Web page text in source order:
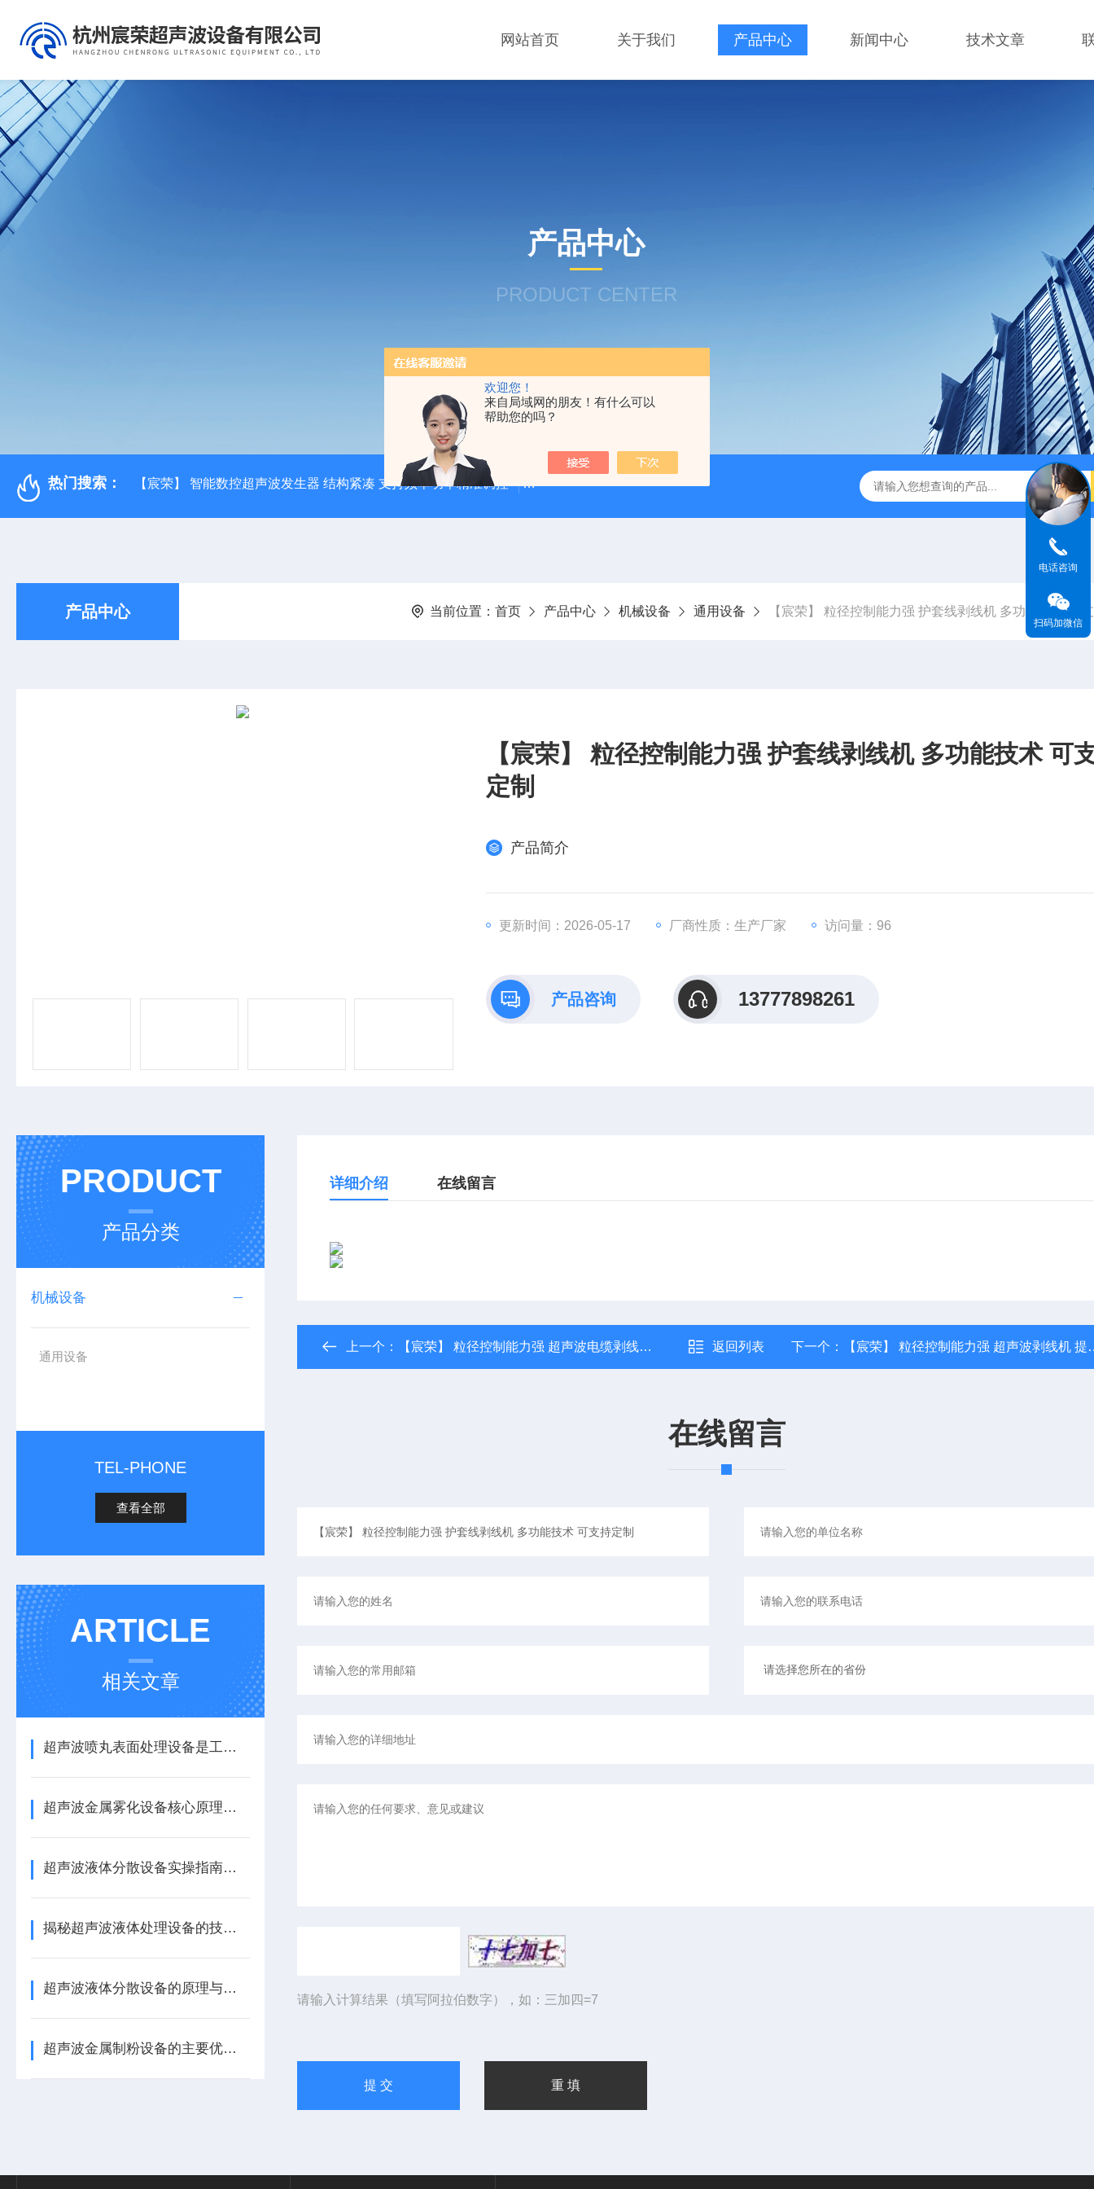
欢迎您！
来自局域网的朋友！有什么可以
帮助您的吗？
网站首页 关于我们 产品中心 新闻中心 技术文章
产品中心
PRODUCT CENTER
热门搜索： 【宸荣】 智能数控超声波发生器 结构紧凑 支持频率功率精准调控 【宸荣】 粒径控制能力强 金属粉末震筛机 工业级超声设备 可支持定制 【宸荣】 超声波抛光
产品中心 当前位置： 首页 产品中心 机械设备 通用设备 【宸荣】 粒径控制能力强 护套线剥线机 多功能技术 可
【宸荣】 粒径控制能力强 护套线剥线机 多功能技术 可
定制
产品简介
更新时间：2026-05-17 厂商性质：生产厂家 访问量：96
产品咨询 13777898261
PRODUCT
产品分类
机械设备
通用设备
TEL-PHONE
查看全部
ARTICLE
相关文章
超声波喷丸表面处理设备是工艺与应用介绍
超声波金属雾化设备核心原理与应用场景
超声波液体分散设备实操指南：细节把控与工艺优化
揭秘超声波液体处理设备的技术奥秘
超声波液体分散设备的原理与应用解析
超声波金属制粉设备的主要优势体现在哪些方面
详细介绍 在线留言
上一个： 【宸荣】 粒径控制能力强 超声波电缆剥线机 振动筛选 返回列表 下一个： 【宸荣】 粒径控制能力强 超声波剥线机 提高加工效率
在线留言
请输入计算结果（填写阿拉伯数字），如：三加四=7
电话咨询
扫码加微信